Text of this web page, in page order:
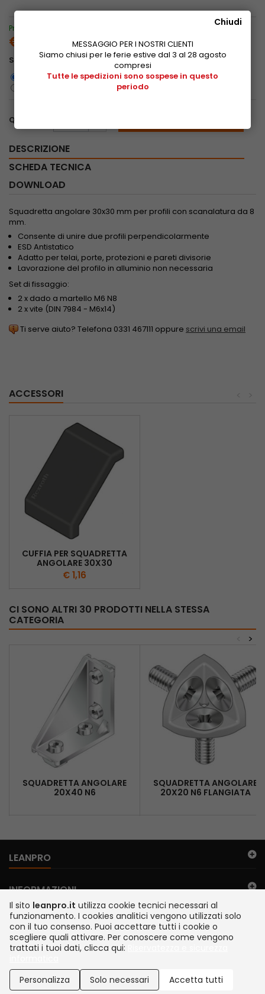
Chiudi
MESSAGGIO PER I NOSTRI CLIENTI
Siamo chiusi per le ferie estive dal 3 al 28 agosto
compresi
Tutte le spedizioni sono sospese in questo
periodo
Prezzo speciale solo per acquisti online
€ 6,43 IVA inclusa
Set di fissaggio
Con set di fissaggio
Quantità
DESCRIZIONE
SCHEDA TECNICA
DOWNLOAD
Squadretta angolare 30x30 mm per profili con scanalatura da 8
mm.
Consente di unire due profili perpendicolarmente
ESD Antistatico
Adatto per telai, porte, protezioni e pareti divisorie
Lavorazione del profilo in alluminio non necessaria
Set di fissaggio:
2 x dado a martello M6 N8
2 x vite (DIN 7984 - M6x14)
Ti serve aiuto? Telefona 0331 467111 oppure scrivi una email
ACCESSORI
CUFFIA PER SQUADRETTA
ANGOLARE 30X30
€ 1,16
CI SONO ALTRI 30 PRODOTTI NELLA STESSA
CATEGORIA
>
SQUADRETTA ANGOLARE
20X40 N6
SQUADRETTA ANGOLARE
20X20 N6 FLANGIATA
LEANPRO
INFORMAZIONI
©2026 TEMA S.r.l. Legnano Italia | via Juker 28 | P. IVA IT13112200152 |
SDI A4707H7 | Siamo presenti su MEPA
Sviluppato da Newbridge IT, Garavaglia Software e Tema S.r.l.
IL MIO ACCOUNT
FILO DIRETTO
Il sito leanpro.it utilizza cookie tecnici necessari al
funzionamento. I cookies analitici vengono utilizzati solo
con il tuo consenso. Puoi accettare tutti i cookie o
scegliere quali attivare. Per conoscere come vengono
trattati i tuoi dati, clicca qui:
Personalizza
Solo necessari Accetta tutti